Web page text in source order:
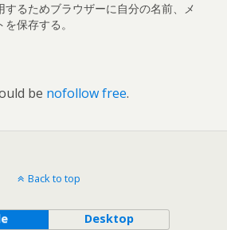
するためブラウザーに自分の名前、メ
保存する。
be nofollow free.
Back to top
Desktop